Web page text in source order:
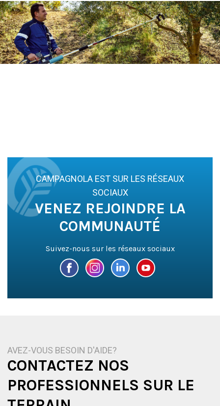
CAMPAGNOLA EST SUR LES RÉSEAUX
SOCIAUX
VENEZ REJOINDRE LA
COMMUNAUTÉ
Suivez-nous sur les réseaux sociaux
AVEZ-VOUS BESOIN D'AIDE?
CONTACTEZ NOS
PROFESSIONNELS SUR LE